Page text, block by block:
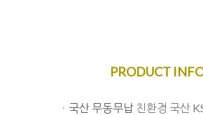
PRODUCT
ㆍ국산 무동무납 친환경 국산